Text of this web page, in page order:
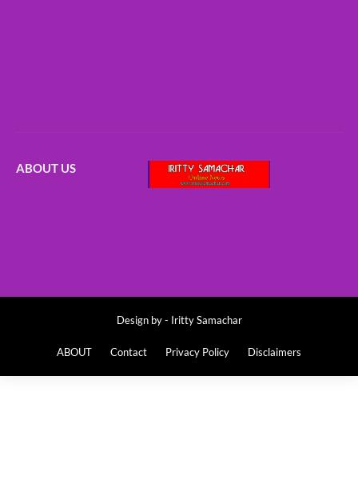
ABOUT US
Design by - Iritty Samachar
ABOUT Contact Privacy Policy Disclaimers